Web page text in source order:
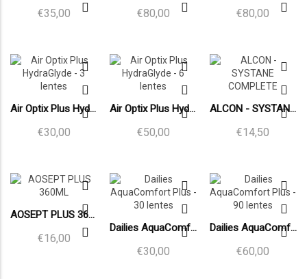
€35,00 €80,00 €80,00
Air Optix Plus HydraGlyde - 3 lentes
€30,00
Air Optix Plus HydraGlyde - 6 lentes
€50,00
ALCON - SYSTANE COMPLETE
€14,50
AOSEPT PLUS 360ML
€16,00
Dailies AquaComfort Plus - 30 lentes
€30,00
Dailies AquaComfort Plus - 90 lentes
€60,00